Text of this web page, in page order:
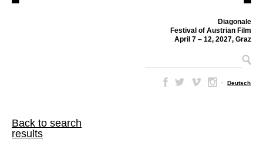
Diagonale
Festival of Austrian Film
April 7 – 12, 2027, Graz
– Deutsch
Back to search
results